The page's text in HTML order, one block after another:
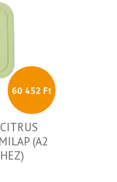
60 452 Ft
(A2